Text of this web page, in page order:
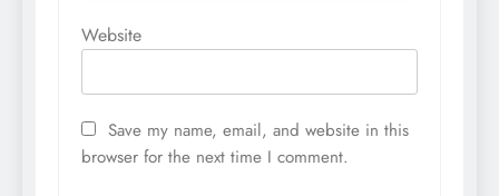
Website
Save my name, email, and website in this
browser for the next time I comment.